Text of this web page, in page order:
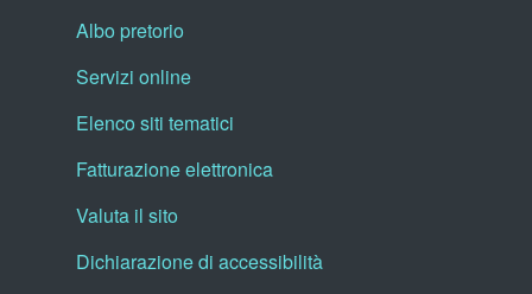
Albo pretorio
Servizi online
Elenco siti tematici
Fatturazione elettronica
Valuta il sito
Dichiarazione di accessibilità